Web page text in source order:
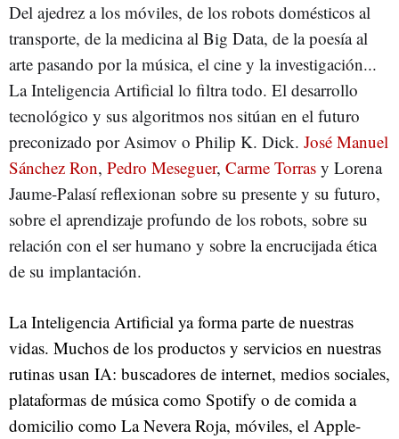
Del ajedrez a los móviles, de los robots domésticos al
transporte, de la medicina al Big Data, de la poesía al
arte pasando por la música, el cine y la investigación...
La Inteligencia Artificial lo filtra todo. El desarrollo
tecnológico y sus algoritmos nos sitúan en el futuro
preconizado por Asimov o Philip K. Dick. José Manuel
Sánchez Ron, Pedro Meseguer, Carme Torras y Lorena
Jaume-Palasí reflexionan sobre su presente y su futuro,
sobre el aprendizaje profundo de los robots, sobre su
relación con el ser humano y sobre la encrucijada ética
de su implantación.
La Inteligencia Artificial ya forma parte de nuestras
vidas. Muchos de los productos y servicios en nuestras
rutinas usan IA: buscadores de internet, medios sociales,
plataformas de música como Spotify o de comida a
domicilio como La Nevera Roja, móviles, el Apple-